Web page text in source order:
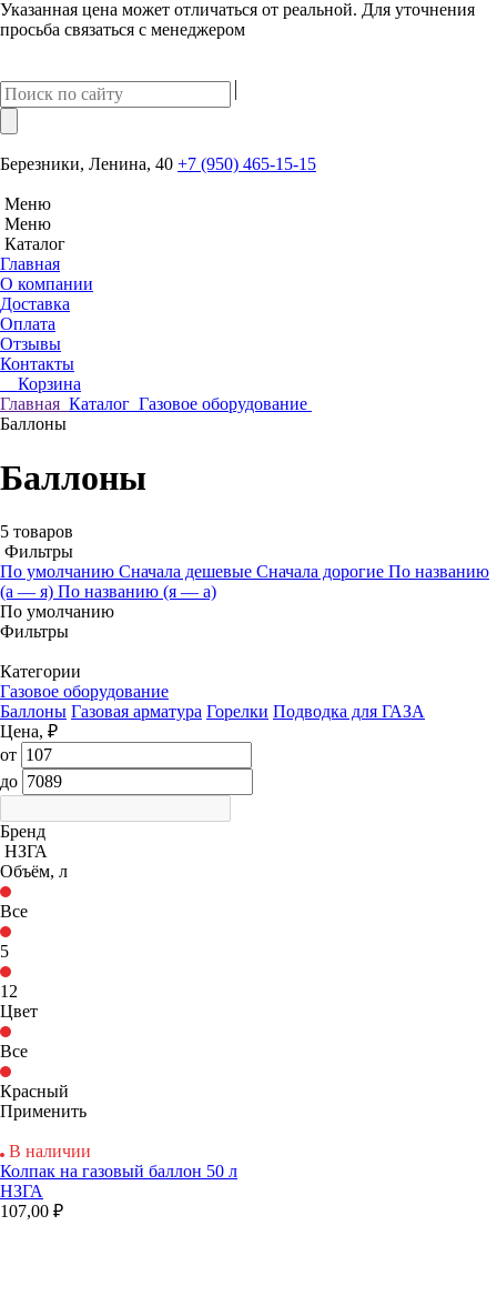
Указанная цена может отличаться от реальной. Для уточнения
просьба связаться с менеджером
Березники, Ленина, 40 +7 (950) 465-15-15
Меню
Меню
Каталог
Главная
О компании
Доставка
Оплата
Отзывы
Контакты
Корзина
Главная Каталог Газовое оборудование
Баллоны
Баллоны
5 товаров
Фильтры
По умолчанию Сначала дешевые Сначала дорогие По названию
(а — я) По названию (я — а)
По умолчанию
Фильтры
Категории
Газовое оборудование
Баллоны Газовая арматура Горелки Подводка для ГАЗА
Цена, ₽
от
до
Бренд
НЗГА
Объём, л
Все
5
12
Цвет
Все
Красный
Применить
В наличии
Колпак на газовый баллон 50 л
НЗГА
107,00 ₽